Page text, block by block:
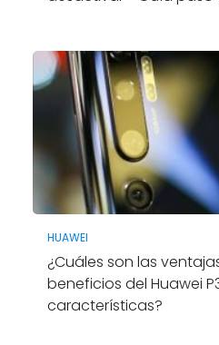
HUAWEI
¿Cuáles son las
beneficios del Huawei
características?